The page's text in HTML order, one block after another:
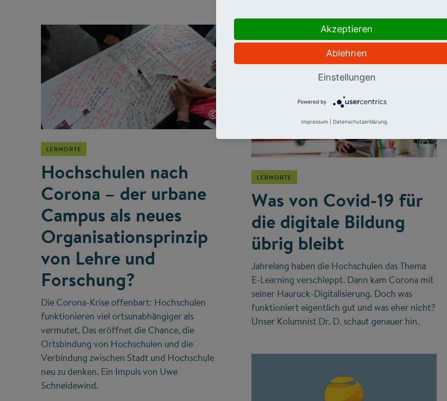
wie Crowdfunding ausprobiert.
©
LERNORTE
Hochschulen nach
Corona – der urbane
Campus als neues
Organisationsprinzip
von Lehre und
Forschung?
Die Corona-Krise offenbart: Hochschulen
funktionieren viel ortsunabhängiger als
vermutet. Das eröffnet die Chance, die
Ortsbindung von Hochschulen und die
Verbindung zwischen Stadt und Hochschule
neu zu denken. Ein Impuls von Uwe
Schneidewind.
©
LERNORTE
Was von Covid-19 für
die digitale Bildung
übrig bleibt
Jahrelang haben die Hochschulen das Thema
E-Learning verschleppt. Dann kam Corona mit
seiner Hauruck-Digitalisierung. Doch was
funktioniert eigentlich gut und was eher nicht?
Unser Kolumnist Dr. D. schaut genauer hin.
Akzeptieren
Ablehnen
Einstellungen
Powered by
Impressum Datenschutzerklärung